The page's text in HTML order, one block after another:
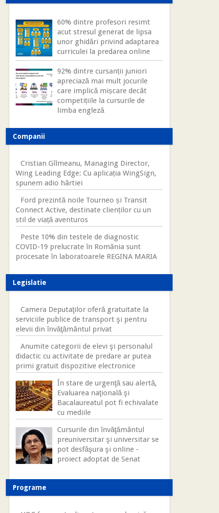
60% dintre profesori resimt
acut stresul generat de lipsa
unor ghidări privind adaptarea
curriculei la predarea online
92% dintre cursanții juniori
apreciază mai mult jocurile
care implică mișcare decât
competițiile la cursurile de
limba engleză
Companii
Cristian Gîlmeanu, Managing Director,
Wing Leading Edge: Cu aplicația WingSign,
spunem adio hârtiei
Ford prezintă noile Tourneo și Transit
Connect Active, destinate clienților cu un
stil de viață aventuros
Peste 10% din testele de diagnostic
COVID-19 prelucrate în România sunt
procesate în laboratoarele REGINA MARIA
Legislatie
Camera Deputaţilor oferă gratuitate la
serviciile publice de transport şi pentru
elevii din învăţământul privat
Anumite categorii de elevi şi personalul
didactic cu activitate de predare ar putea
primi gratuit dispozitive electronice
În stare de urgenţă sau alertă,
Evaluarea naţională şi
Bacalaureatul pot fi echivalate
cu mediile
Cursurile din învăţământul
preuniversitar şi universitar se
pot desfăşura şi online -
proiect adoptat de Senat
Programe